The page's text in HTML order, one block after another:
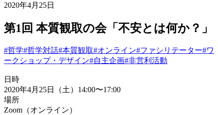
2020年4月25日
第1回 本質観取の会「不安とは何か？」
#哲学#哲学対話#本質観取#オンライン#ファシリテーター#ワ
ークショップ・デザイン#自主企画#非営利活動
日時
2020年4月25日（土）14:00〜17:00
場所
Zoom（オンライン）